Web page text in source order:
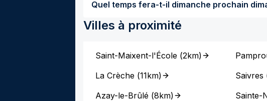
Villes à proximité
Saint-Maixent-l'École (2km)
La Crèche (11km)
Azay-le-Brûlé (8km)
Saivres
Sainte-